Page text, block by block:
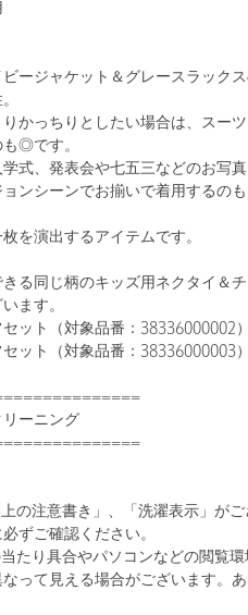
ージャケット＆グレースラック
かっちりとしたい場合は、スーツ
◎です。
式、発表会や七五三などのお写
ンシーンでお揃いで着用するの
を演出するアイテムです。
きる同じ柄のキッズ用ネクタイ＆
ます。
ット（対象品番：38336000002）
ット（対象品番：38336000003）
ーニング
の注意書き」、「洗濯表示」がご
ずご確認ください。
たり具合やパソコンなどの閲覧環
って見える場合がございます。